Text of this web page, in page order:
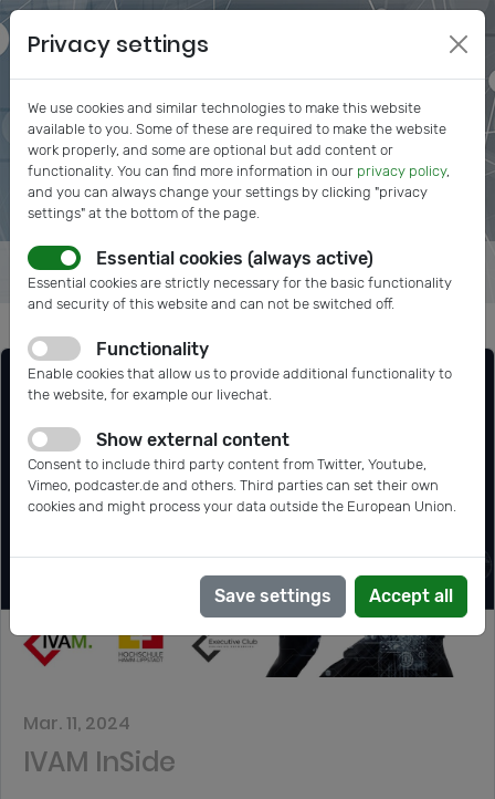
Mar. 11, 2024
IVAM InSide
Privacy settings
We use cookies and similar technologies to make this website
available to you. Some of these are required to make the website
work properly, and some are optional but add content or
functionality. You can find more information in our privacy policy,
and you can always change your settings by clicking "privacy
settings" at the bottom of the page.
Essential cookies (always active)
Essential cookies are strictly necessary for the basic functionality
and security of this website and can not be switched off.
Functionality
Enable cookies that allow us to provide additional functionality to
the website, for example our livechat.
Show external content
Consent to include third party content from Twitter, Youtube,
Vimeo, podcaster.de and others. Third parties can set their own
cookies and might process your data outside the European Union.
Save settings Accept all